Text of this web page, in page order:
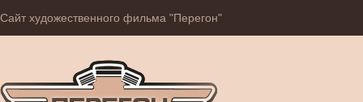
Сайт художественного фильма "Перегон"